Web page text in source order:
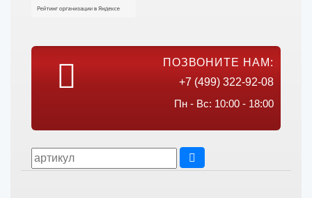
ПОЗВОНИТЕ НАМ:
+7 (499) 322-92-08
Пн - Вс: 10:00 - 18:00